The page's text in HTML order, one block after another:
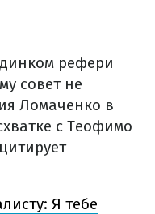
рефери
совет не
Ломаченко в
с Теофимо
Я тебе